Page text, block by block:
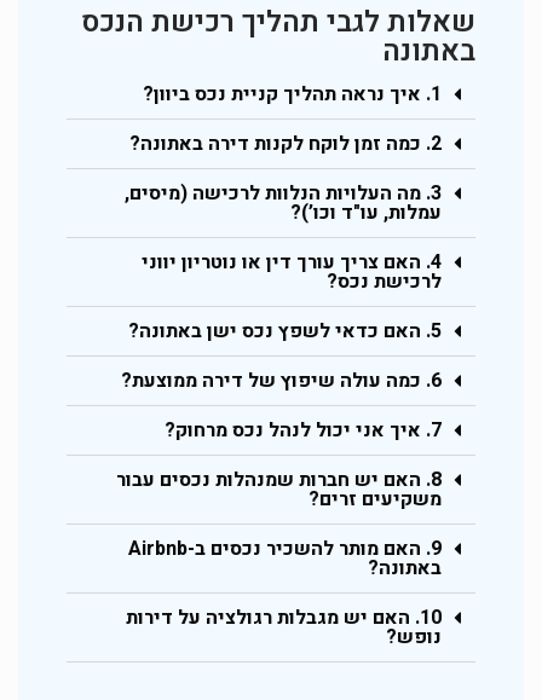
שאלות לגבי תהליך רכישת הנכס
באתונה
1. איך נראה תהליך קניית נכס ביוון?
2. כמה זמן לוקח לקנות דירה באתונה?
3. מה העלויות הנלוות לרכישה (מיסים,
עמלות, עו"ד וכו’)?
4. האם צריך עורך דין או נוטריון יווני
לרכישת נכס?
5. האם כדאי לשפץ נכס ישן באתונה?
6. כמה עולה שיפוץ של דירה ממוצעת?
7. איך אני יכול לנהל נכס מרחוק?
8. האם יש חברות שמנהלות נכסים עבור
משקיעים זרים?
9. האם מותר להשכיר נכסים ב-Airbnb
באתונה?
10. האם יש מגבלות רגולציה על דירות
נופש?